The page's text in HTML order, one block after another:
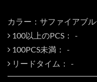
カラー：サファイアブ
100以上のPCS：
100PCS未満：
リードタイム：